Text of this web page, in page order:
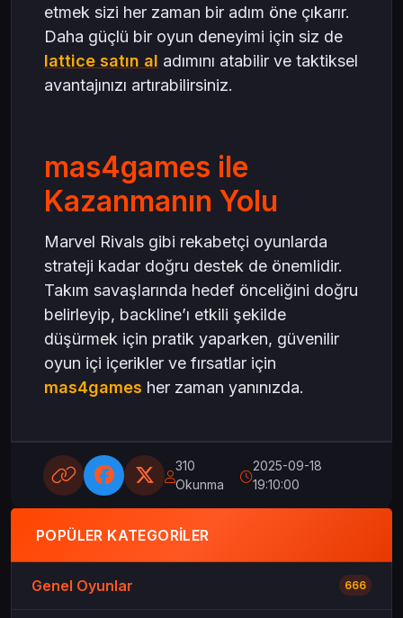
etmek sizi her zaman bir adım öne çıkarır.
Daha güçlü bir oyun deneyimi için siz de
lattice satın al adımını atabilir ve taktiksel
avantajınızı artırabilirsiniz.
mas4games ile
Kazanmanın Yolu
Marvel Rivals gibi rekabetçi oyunlarda
strateji kadar doğru destek de önemlidir.
Takım savaşlarında hedef önceliğini doğru
belirleyip, backline’ı etkili şekilde
düşürmek için pratik yaparken, güvenilir
oyun içi içerikler ve fırsatlar için
mas4games her zaman yanınızda.
310
Okunma
2025-09-18
19:10:00
POPÜLER KATEGORILER
Genel Oyunlar 666